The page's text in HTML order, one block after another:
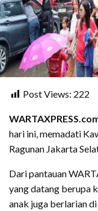
Post Views: 222
hari ini, memadati
Ragunan Jakarta
Dari pantauan
yang datang berupa
anak juga berlarian di